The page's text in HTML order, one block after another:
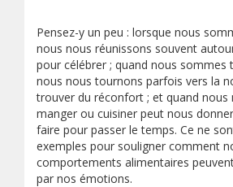
Pensez-y un peu : lorsque nous
nous nous réunissons souvent
pour célébrer ; quand nous sommes
nous nous tournons parfois vers la
trouver du réconfort ; et quand nous
manger ou cuisiner peut nous
faire pour passer le temps. Ce ne
exemples pour souligner comment
comportements alimentaires
par nos émotions.